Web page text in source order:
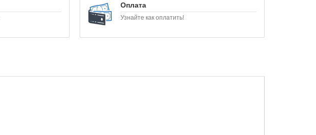
Оплата
Узнайте как оплатить!